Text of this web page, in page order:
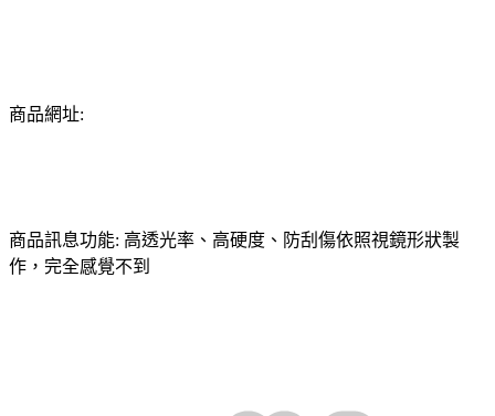
商品網址:
商品訊息功能: 高透光率、高硬度、防刮傷依照視鏡形狀製
作，完全感覺不到